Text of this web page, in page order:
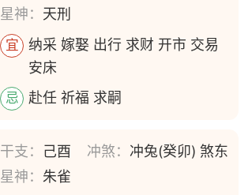
星神： 天刑
宜
纳采 嫁娶 出行 求财 开市 交易
安床
忌 赴任 祈福 求嗣
干支： 己酉 冲煞： 冲兔(癸卯) 煞东
星神： 朱雀